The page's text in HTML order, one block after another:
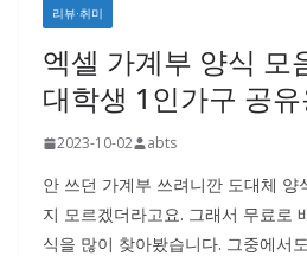
리뷰·취미
엑셀 가계부 양식 모
대학생 1인가구 공
2023-10-02 abts
안 쓰던 가계부 쓰려니깐 도대체 양
지 모르겠더라고요. 그래서 무료로
식을 많이 찾아봤습니다. 그중에서